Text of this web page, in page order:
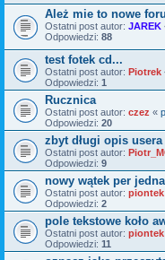
Ależ mie to nowe
Ostatni post autor: JAREK
Odpowiedzi: 88
test fotek cd...
Ostatni post autor: Piotrek
Odpowiedzi: 1
Rucznica
Ostatni post autor: czez «
Odpowiedzi: 20
zbyt długi opis usera
Ostatni post autor:
Odpowiedzi: 9
nowy wątek per
Ostatni post autor: piontek
Odpowiedzi: 2
pole tekstowe koło
Ostatni post autor: piontek
Odpowiedzi: 11